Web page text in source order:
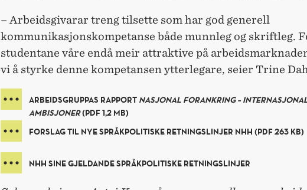
– Arbeidsgivarar treng tilsette som har god generell
kommunikasjonskompetanse både munnleg og skriftleg.
studentane våre endå meir attraktive på
vi å styrke denne kompetansen ytterlegare, seier Trine
ARBEIDSGRUPPAS RAPPORT NASJONAL FORANKRING –
AMBISJONER(PDF 1,2 MB)
FORSLAG TIL NYE SPRÅKPOLITISKE RETNINGSLINJER NHH (PDF 263 KB)
NHH SINE GJELDANDE SPRÅKPOLITISKE RETNINGSLINJER